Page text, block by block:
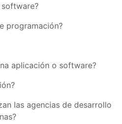
programación?
aplicación o software?
las agencias de desarrollo